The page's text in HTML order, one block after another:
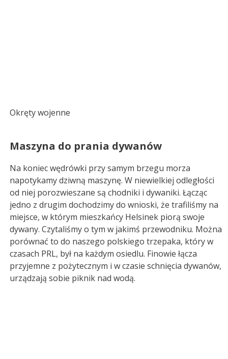
Okręty wojenne
Maszyna do prania dywanów
Na koniec wędrówki przy samym brzegu morza
napotykamy dziwną maszynę. W niewielkiej odległości
od niej porozwieszane są chodniki i dywaniki. Łącząc
jedno z drugim dochodzimy do wnioski, że trafiliśmy na
miejsce, w którym mieszkańcy Helsinek piorą swoje
dywany. Czytaliśmy o tym w jakimś przewodniku. Można
porównać to do naszego polskiego trzepaka, który w
czasach PRL, był na każdym osiedlu. Finowie łącza
przyjemne z pożytecznym i w czasie schnięcia dywanów,
urządzają sobie piknik nad wodą.